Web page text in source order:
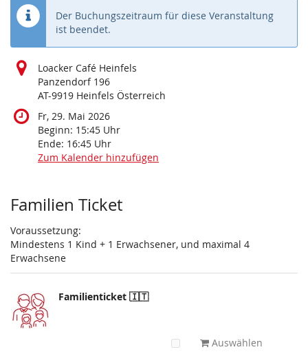
Der Buchungszeitraum für diese Veranstaltung
ist beendet.
Loacker Café Heinfels
Panzendorf 196
AT-9919 Heinfels Österreich
Fr, 29. Mai 2026
Beginn: 15:45 Uhr
Ende: 16:45 Uhr
Zum Kalender hinzufügen
Produkte
Familien Ticket
Voraussetzung:
Mindestens 1 Kind + 1 Erwachsener, und maximal 4
Erwachsene
Familienticket 🇮🇹
Auswählen